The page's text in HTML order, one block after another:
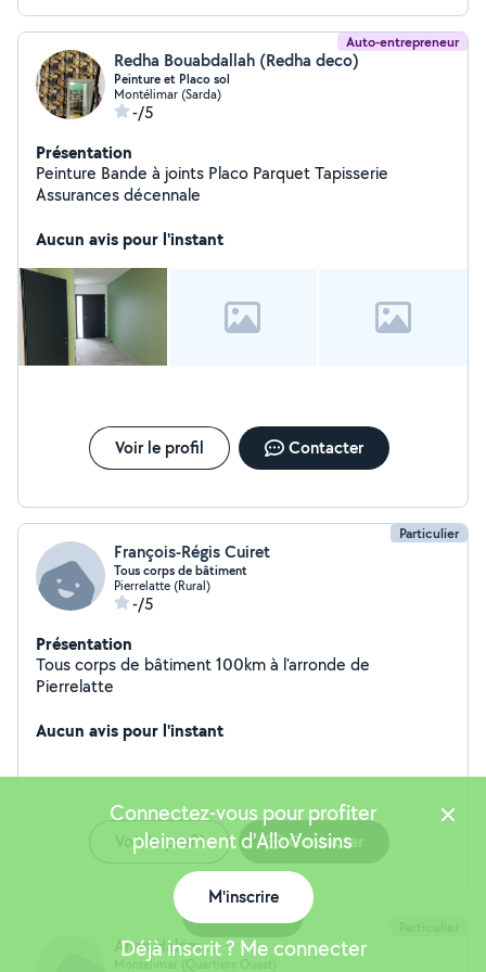
papier - essuie-mains et savons, sacs-poubelle.
Auto-entrepreneur
Redha Bouabdallah (Redha deco)
Peinture et Placo sol
Montélimar (Sarda)
-/5
Présentation
Peinture Bande à joints Placo Parquet Tapisserie
Assurances décennale
Aucun avis pour l'instant
Voir le profil Contacter
Particulier
François-Régis Cuiret
Tous corps de bâtiment
Pierrelatte (Rural)
-/5
Présentation
Tous corps de bâtiment 100km à l'arronde de
Pierrelatte
Aucun avis pour l'instant
Voir le profil Contacter
Anas Hakim
Montélimar (Quartiers Ouest)
Connectez-vous pour profiter
pleinement d'AlloVoisins
M'inscrire
Déjà inscrit ? Me connecter